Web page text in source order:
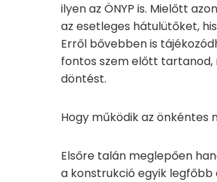
ilyen az ÖNYP is. Mielőtt
az esetleges hátulütőket,
Erről bővebben is
fontos szem előtt tartanod,
döntést.
Hogy működik az önkéntes
Elsőre talán meglepően
a konstrukció egyik